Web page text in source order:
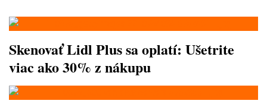
Skenovať Lidl Plus sa oplatí: Ušetrite
viac ako 30% z nákupu